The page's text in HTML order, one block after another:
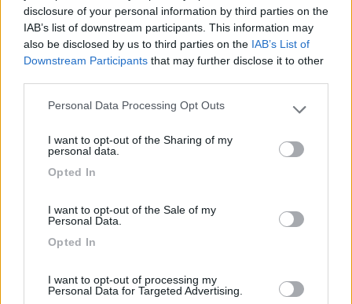
disclosure of your personal information by third parties on the
IAB’s list of downstream participants. This information may
also be disclosed by us to third parties on the IAB’s List of
Downstream Participants that may further disclose it to other
Please note that this website/app uses one or more Google
not limited to your visit or usage behaviour. You may click to
use your data for below specified purposes in below Google
Personal Data Processing Opt Outs
I want to opt-out of the Sharing of my
personal data.
Opted In
I want to opt-out of the Sale of my
Personal Data.
Opted In
I want to opt-out of processing my
Personal Data for Targeted Advertising.
adulti e 2 bimbi per una notte, nella settimana di
ferragosto, 36.5€: interessante!
Caratteristiche Posizione Prezzo
Pulizia
Punto ristoro
Servizi
Obelix 1
Ero di passaggio ho chiesto di fare camper
detto che quel servizio era disponibile solo per i